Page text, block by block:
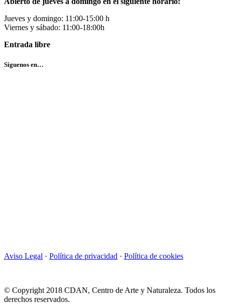
Jueves y domingo: 11:00-15:00 h
Viernes y sábado: 11:00-18:00h
Entrada libre
Síguenos en…
Aviso Legal · Política de privacidad · Política de cookies
© Copyright 2018 CDAN, Centro de Arte y Naturaleza. Todos los
derechos reservados.